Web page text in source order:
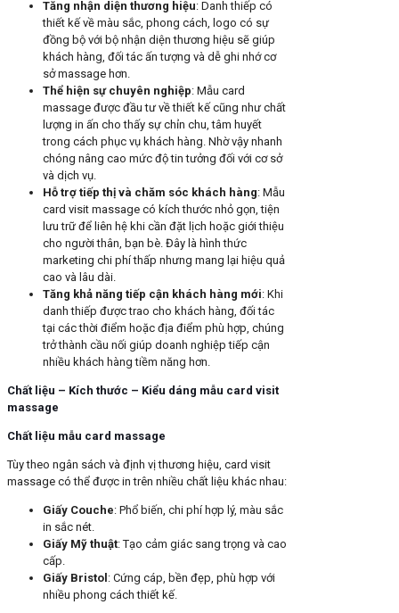
Tăng nhận diện thương hiệu: Danh thiếp có
thiết kế về màu sắc, phong cách, logo có sự
đồng bộ với bộ nhận diện thương hiệu sẽ giúp
khách hàng, đối tác ấn tượng và dễ ghi nhớ cơ
sở massage hơn.
Thể hiện sự chuyên nghiệp: Mẫu card
massage được đầu tư về thiết kế cũng như chất
lượng in ấn cho thấy sự chỉn chu, tâm huyết
trong cách phục vụ khách hàng. Nhờ vậy nhanh
chóng nâng cao mức độ tin tưởng đối với cơ sở
và dịch vụ.
Hỗ trợ tiếp thị và chăm sóc khách hàng: Mẫu
card visit massage có kích thước nhỏ gọn, tiện
lưu trữ để liên hệ khi cần đặt lịch hoặc giới thiệu
cho người thân, bạn bè. Đây là hình thức
marketing chi phí thấp nhưng mang lại hiệu quả
cao và lâu dài.
Tăng khả năng tiếp cận khách hàng mới: Khi
danh thiếp được trao cho khách hàng, đối tác
tại các thời điểm hoặc địa điểm phù hợp, chúng
trở thành cầu nối giúp doanh nghiệp tiếp cận
nhiều khách hàng tiềm năng hơn.
Chất liệu – Kích thước – Kiểu dáng mẫu card visit
massage
Chất liệu mẫu card massage
Tùy theo ngân sách và định vị thương hiệu, card visit
massage có thể được in trên nhiều chất liệu khác nhau:
Giấy Couche: Phổ biến, chi phí hợp lý, màu sắc
in sắc nét.
Giấy Mỹ thuật: Tạo cảm giác sang trọng và cao
cấp.
Giấy Bristol : Cứng cáp, bền đẹp, phù hợp với
nhiều phong cách thiết kế.